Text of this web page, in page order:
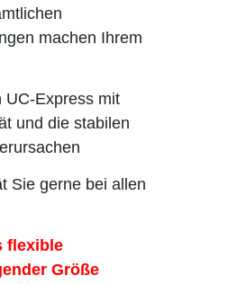
machen Ihrem
UC-Express mit
und die stabilen
Sie gerne bei allen
flexible
Größe